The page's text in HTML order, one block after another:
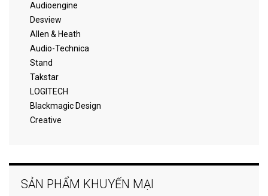
Audioengine
Desview
Allen & Heath
Audio-Technica
Stand
Takstar
LOGITECH
Blackmagic Design
Creative
SẢN PHẨM KHUYẾN MẠI